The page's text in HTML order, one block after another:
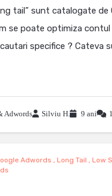
tail” sunt catalogate de
se poate optimiza
specifice ? Cateva
Adwords Silviu H. 9 ani
Adwords , Long Tail , Low